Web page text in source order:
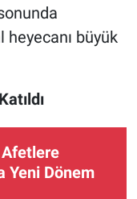
büyük
Yeni Dönem